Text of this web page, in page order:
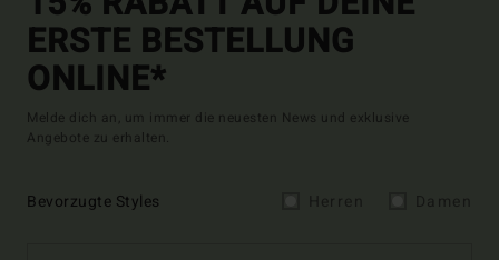
ERSTE BESTELLUNG
ONLINE*
Melde dich an, um immer die neuesten News und exklusive
Angebote zu erhalten.
Bevorzugte Styles